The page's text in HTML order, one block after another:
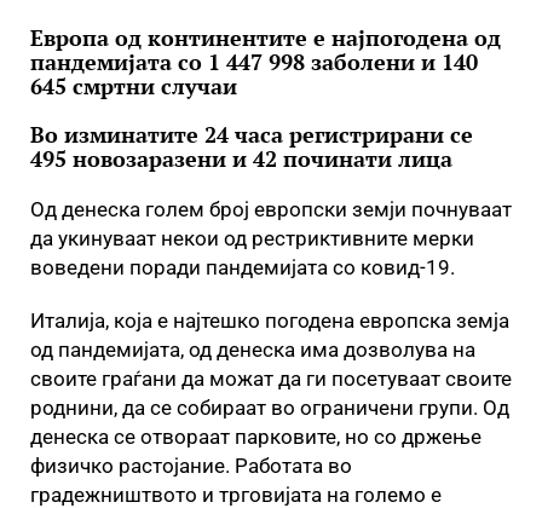
Европа од континентите е најпогодена од
пандемијата со 1 447 998 заболени и 140
645 смртни случаи
Во изминатите 24 часа регистрирани се
495 новозаразени и 42 починати лица
Од денеска голем број европски земји почнуваат
да укинуваат некои од рестриктивните мерки
воведени поради пандемијата со ковид-19.
Италија, која е најтешко погодена европска земја
од пандемијата, од денеска има дозволува на
своите граѓани да можат да ги посетуваат своите
роднини, да се собираат во ограничени групи. Од
денеска се отвораат парковите, но со држење
физичко растојание. Работата во
градежништвото и трговијата на големо е